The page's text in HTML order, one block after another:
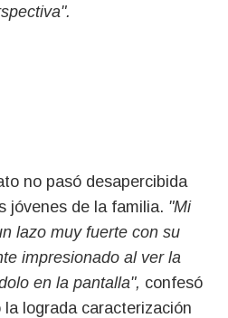
no pasó desapercibida
jóvenes de la familia. "Mi
lazo muy fuerte con su
impresionado al ver la
en la pantalla", confesó
la lograda caracterización